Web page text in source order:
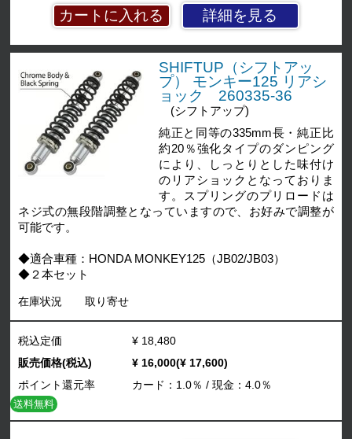
詳細を見る
SHIFTUP（シフトアッ
プ） モンキー125 リアシ
ョック 260335-36
(シフトアップ)
純正と同等の335mm長・純正比
約20％強化タイプのダンピング
により、しっとりとした味付け
のリアショックとなっておりま
す。スプリングのプリロードは
ネジ式の無段階調整となっていますので、お好みで調整が
可能です。
◆適合車種：HONDA MONKEY125（JB02/JB03）
◆２本セット
在庫状況 取り寄せ
税込定価
¥ 18,480
販売価格(税込)
¥ 16,000(¥ 17,600)
ポイント還元率
カード：1.0％ / 現金：4.0％
送料無料